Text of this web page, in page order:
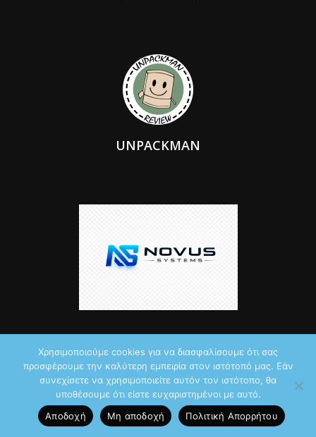
UNPACKMAN
© 2026 by iTechNews.gr
Maddoctor dreamed it, Unpackman made it reality,Novus Systems
created it.
Χρησιμοποιούμε cookies για να διασφαλίσουμε ότι σας
προσφέρουμε την καλύτερη εμπειρία στον ιστότοπό μας. Εάν
συνεχίσετε να χρησιμοποιείτε αυτόν τον ιστότοπο, θα
υποθέσουμε ότι είστε ευχαριστημένοι με αυτό.
Αποδοχή
Μη αποδοχή Πολιτική Aπορρήτου